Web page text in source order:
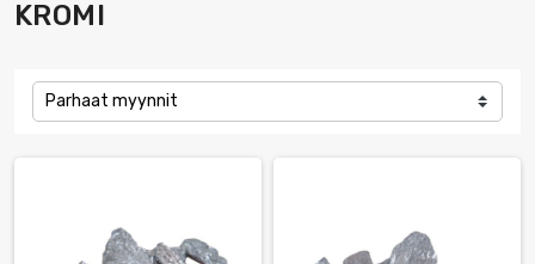
KROMI
Parhaat myynnit